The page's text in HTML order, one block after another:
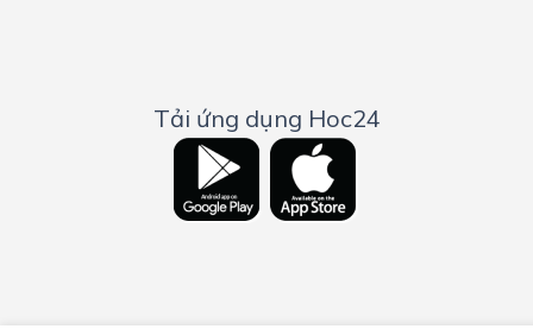
Tải ứng dụng Hoc24